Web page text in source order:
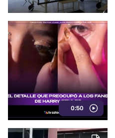
0:50